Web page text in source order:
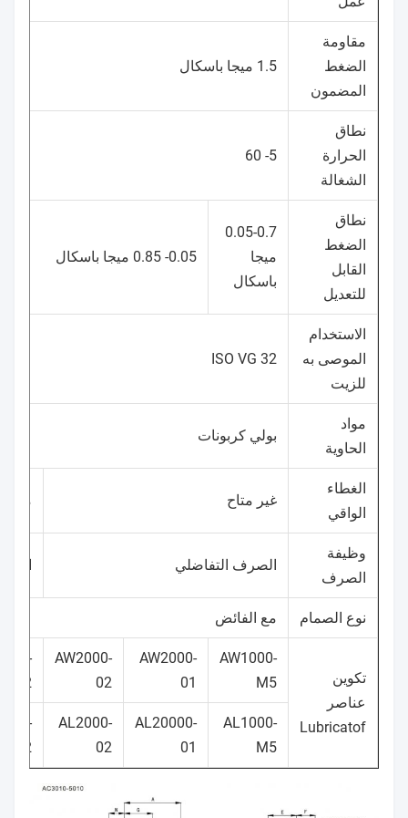
مقاومة
الضغط
المضمون
1.5 ميجا باسكال
نطاق
الحرارة
الشغالة
5- 60
نطاق
الضغط
القابل
للتعديل
0.05-0.7
ميجا
باسكال
0.05- 0.85 ميجا باسكال
الاستخدام
الموصى به
للزيت
ISO VG 32
مواد
الحاوية
بولي كربونات
الغطاء
الواقي
غير متاح
وظيفة
الصرف
الصرف التفاضلي
نوع الصمام مع الفائض
تكوين
عناصر
Lubricatof
AW1000-
M5
AW2000-
01
AW2000-
02
02
AL1000-
M5
AL20000-
01
AL2000-
02
02